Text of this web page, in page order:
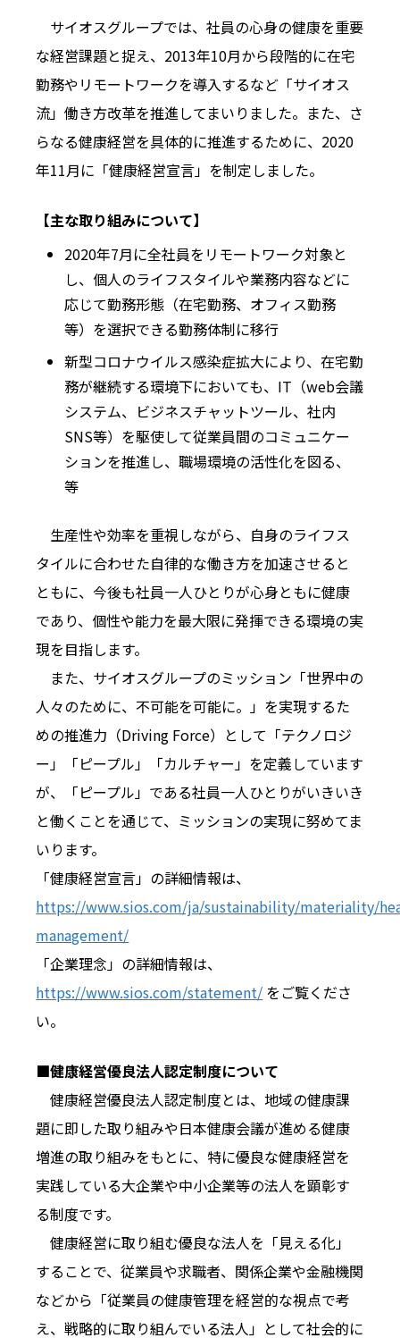
サイオスグループでは、社員の心身の健康を重要
な経営課題と捉え、2013年10月から段階的に在宅
勤務やリモートワークを導入するなど「サイオス
流」働き方改革を推進してまいりました。また、さ
らなる健康経営を具体的に推進するために、2020
年11月に「健康経営宣言」を制定しました。
【主な取り組みについて】
2020年7月に全社員をリモートワーク対象と
し、個人のライフスタイルや業務内容などに
応じて勤務形態（在宅勤務、オフィス勤務
等）を選択できる勤務体制に移行
新型コロナウイルス感染症拡大により、在宅勤
務が継続する環境下においても、IT（web会議
システム、ビジネスチャットツール、社内
SNS等）を駆使して従業員間のコミュニケー
ションを推進し、職場環境の活性化を図る、
等
生産性や効率を重視しながら、自身のライフス
タイルに合わせた自律的な働き方を加速させると
ともに、今後も社員一人ひとりが心身ともに健康
であり、個性や能力を最大限に発揮できる環境の実
現を目指します。
また、サイオスグループのミッション「世界中の
人々のために、不可能を可能に。」を実現するた
めの推進力（Driving Force）として「テクノロジ
ー」「ピープル」「カルチャー」を定義しています
が、「ピープル」である社員一人ひとりがいきいき
と働くことを通じて、ミッションの実現に努めてま
いります。
「健康経営宣言」の詳細情報は、
https://www.sios.com/ja/sustainability/materiality/
management/
「企業理念」の詳細情報は、
https://www.sios.com/statement/ をご覧くださ
い。
■健康経営優良法人認定制度について
健康経営優良法人認定制度とは、地域の健康課
題に即した取り組みや日本健康会議が進める健康
増進の取り組みをもとに、特に優良な健康経営を
実践している大企業や中小企業等の法人を顕彰す
る制度です。
健康経営に取り組む優良な法人を「見える化」
することで、従業員や求職者、関係企業や金融機関
などから「従業員の健康管理を経営的な視点で考
え、戦略的に取り組んでいる法人」として社会的に